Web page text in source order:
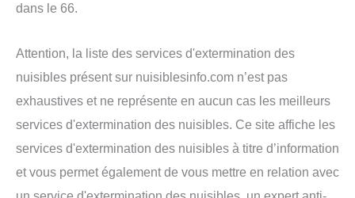
dans le 66.
Attention, la liste des services d'extermination des
nuisibles présent sur nuisiblesinfo.com n’est pas
exhaustives et ne représente en aucun cas les meilleurs
services d'extermination des nuisibles. Ce site affiche les
services d'extermination des nuisibles à titre d’information
et vous permet également de vous mettre en relation avec